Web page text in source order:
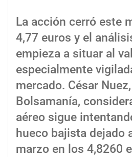
La acción cerró este
4,77 euros y el
empieza a situar al
especialmente
mercado. César
Bolsamanía,
aéreo sigue
hueco bajista dejado
marzo en los 4,8260